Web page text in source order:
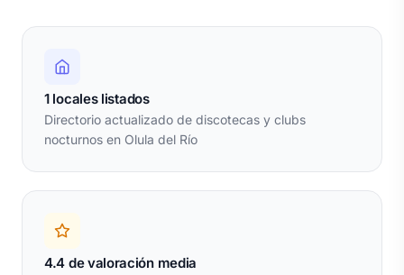
1 locales listados
Directorio actualizado de discotecas y clubs
nocturnos en Olula del Río
4.4 de valoración media